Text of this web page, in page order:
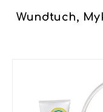
Wundtuch,